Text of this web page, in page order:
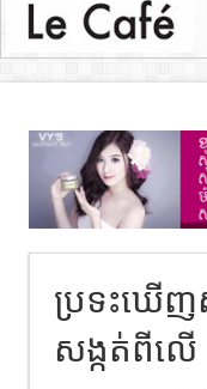
ប្រទះឃេីញ
សង្កត់ពីលេី